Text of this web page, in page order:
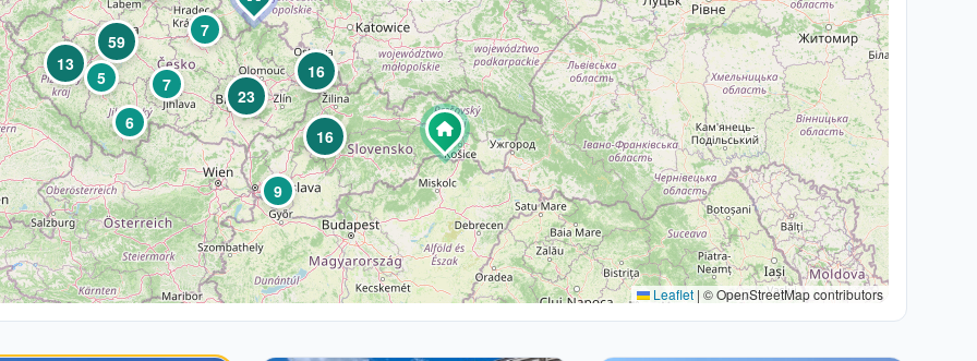
16
13
5
6
7
7
59
23
9
16
Leaflet | © OpenStreetMap contributors